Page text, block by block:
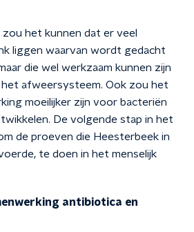
het kunnen dat er veel
liggen waarvan wordt gedacht
die wel werkzaam kunnen zijn
het afweersysteem. Ook zou het
moeilijker zijn voor bacteriën
De volgende stap in het
de proeven die Heesterbeek in
te doen in het menselijk
antibiotica en